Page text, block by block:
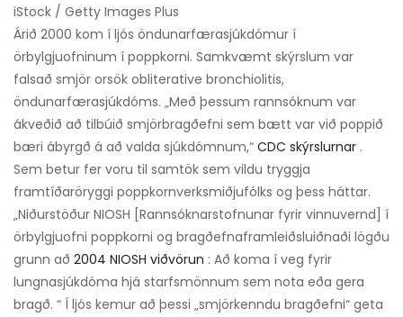
iStock / Getty Images Plus
Árið 2000 kom í ljós öndunarfærasjúkdómur í
örbylgjuofninum í poppkorni. Samkvæmt skýrslum var
falsað smjör orsök obliterative bronchiolitis,
öndunarfærasjúkdóms. „Með þessum rannsóknum var
ákveðið að tilbúið smjörbragðefni sem bætt var við poppið
bæri ábyrgð á að valda sjúkdómnum,“ CDC skýrslurnar .
Sem betur fer voru til samtök sem vildu tryggja
framtíðaröryggi poppkornverksmiðjufólks og þess háttar.
„Niðurstöður NIOSH [Rannsóknarstofnunar fyrir vinnuvernd] í
örbylgjuofni poppkorni og bragðefnaframleiðsluiðnaði lögðu
grunn að 2004 NIOSH viðvörun : Að koma í veg fyrir
lungnasjúkdóma hjá starfsmönnum sem nota eða gera
bragð. “ Í ljós kemur að þessi „smjörkenndu bragðefni“ geta